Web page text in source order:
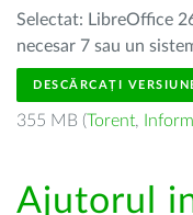
Selectat: LibreOffice
necesar 7 sau un
DESCĂRCAȚI
355 MB (Torent,
Ajutorul